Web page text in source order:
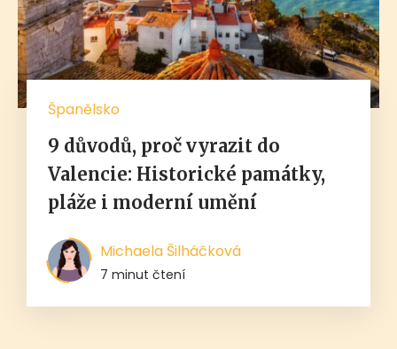
Španělsko
9 důvodů, proč vyrazit do
Valencie: Historické památky,
pláže i moderní umění
Michaela Šilháčková
7 minut čtení